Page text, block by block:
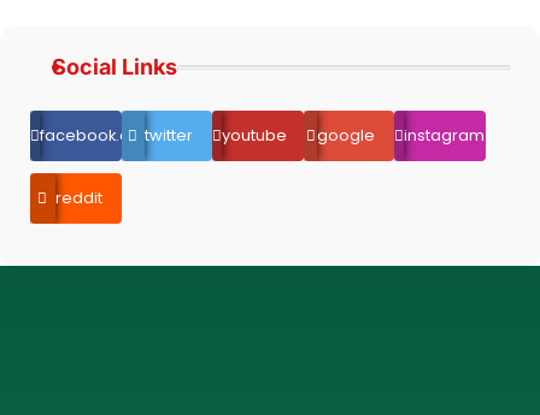
Social Links
facebook.comtwitter youtube google instagram
reddit